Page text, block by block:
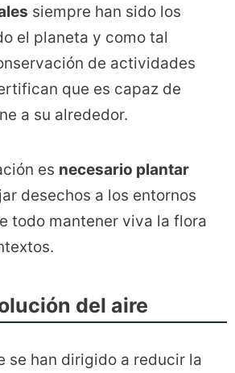
siempre han sido los
el planeta y como tal
de actividades
que es capaz de
a su alrededor.
es necesario plantar
desechos a los entornos
todo mantener viva la flora
del aire
se han dirigido a reducir la